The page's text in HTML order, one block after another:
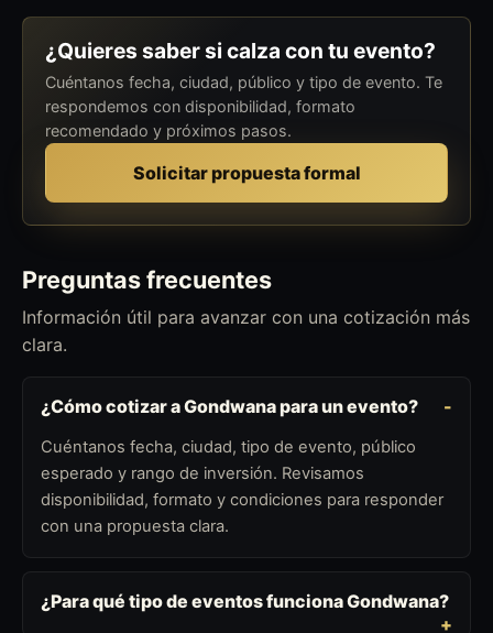
¿Quieres saber si calza con tu evento?
Cuéntanos fecha, ciudad, público y tipo de evento. Te
respondemos con disponibilidad, formato
recomendado y próximos pasos.
Solicitar propuesta formal
Preguntas frecuentes
Información útil para avanzar con una cotización más
clara.
¿Cómo cotizar a Gondwana para un evento?
Cuéntanos fecha, ciudad, tipo de evento, público
esperado y rango de inversión. Revisamos
disponibilidad, formato y condiciones para responder
con una propuesta clara.
¿Para qué tipo de eventos funciona Gondwana?